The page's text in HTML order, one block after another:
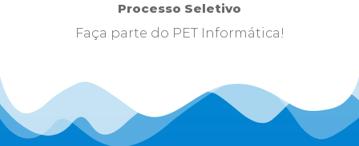
Processo Seletivo
Faça parte do PET Informática!